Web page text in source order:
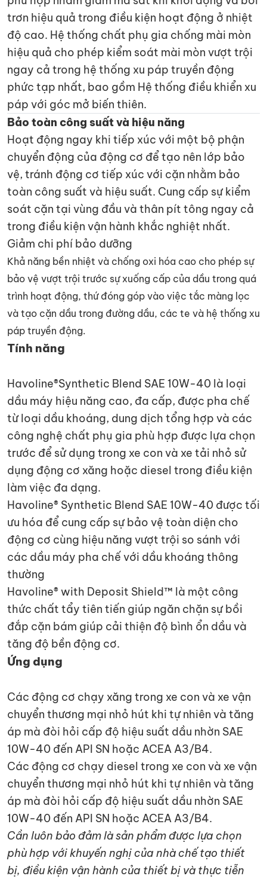
trơn hiệu quả trong điều kiện hoạt động ở nhiệt
độ cao. Hệ thống chất phụ gia chống mài mòn
hiệu quả cho phép kiểm soát mài mòn vượt trội
ngay cả trong hệ thống xu páp truyền động
phức tạp nhất, bao gồm Hệ thống điều khiển xu
páp với góc mở biến thiên.
Bảo toàn công suất và hiệu năng
Hoạt động ngay khi tiếp xúc với một bộ phận
chuyển động của động cơ để tạo nên lớp bảo
vệ, tránh động cơ tiếp xúc với cặn nhằm bảo
toàn công suất và hiệu suất. Cung cấp sự kiểm
soát cặn tại vùng đầu và thân pít tông ngay cả
trong điều kiện vận hành khắc nghiệt nhất.
Giảm chi phí bảo dưỡng
Khả năng bền nhiệt và chống oxi hóa cao cho phép sự
bảo vệ vượt trội trước sự xuống cấp của dầu trong quá
trình hoạt động, thứ đóng góp vào việc tắc màng lọc
và tạo cặn dầu trong đường dầu, các te và hệ thống xu
páp truyền động.
Tính năng
Havoline®Synthetic Blend SAE 10W-40 là loại
dầu máy hiệu năng cao, đa cấp, được pha chế
từ loại dầu khoáng, dung dịch tổng hợp và các
công nghệ chất phụ gia phù hợp được lựa chọn
trước để sử dụng trong xe con và xe tải nhỏ sử
dụng động cơ xăng hoặc diesel trong điều kiện
làm việc đa dạng.
Havoline® Synthetic Blend SAE 10W-40 được tối
ưu hóa để cung cấp sự bảo vệ toàn diện cho
động cơ cùng hiệu năng vượt trội so sánh với
các dầu máy pha chế với dầu khoáng thông
thường
Havoline® with Deposit Shield™ là một công
thức chất tẩy tiên tiến giúp ngăn chặn sự bồi
đắp cặn bám giúp cải thiện độ bình ổn dầu và
tăng độ bền động cơ.
Ứng dụng
Các động cơ chạy xăng trong xe con và xe vận
chuyển thương mại nhỏ hút khi tự nhiên và tăng
áp mà đòi hỏi cấp độ hiệu suất dầu nhờn SAE
10W-40 đến API SN hoặc ACEA A3/B4.
Các động cơ chạy diesel trong xe con và xe vận
chuyển thương mại nhỏ hút khi tự nhiên và tăng
áp mà đòi hỏi cấp độ hiệu suất dầu nhờn SAE
10W-40 đến API SN hoặc ACEA A3/B4.
Cần luôn bảo đảm là sản phẩm được lựa chọn
phù hợp với khuyến nghị của nhà chế tạo thiết
bị, điều kiện vận hành của thiết bị và thực tiễn